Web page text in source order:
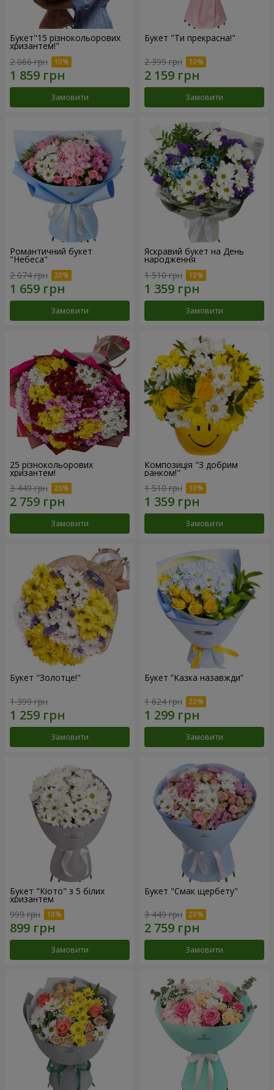
Букет"15 різнокольорових
хризантем!"
2 066 грн
Замовити
Букет "Ти прекрасна!"
2 399 грн
Замовити
Романтичний букет
"Небеса"
2 074 грн
Замовити
Яскравий букет на День
народження
1 510 грн
Замовити
25 різнокольорових
хризантем!
3 449 грн
Замовити
Композиція "З добрим
ранком!"
1 510 грн
Замовити
Букет "Золотце!"
1 399 грн
Замовити
Букет “Казка назавжди”
1 624 грн
Замовити
Букет "Кіото" з 5 білих
хризантем
999 грн
Замовити
Букет "Смак щербету"
3 449 грн
Замовити